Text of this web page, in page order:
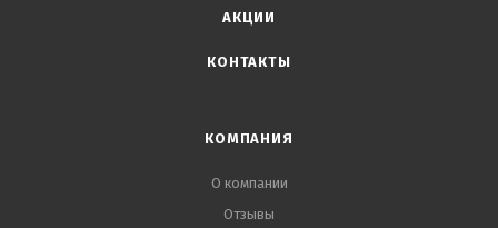
АКЦИИ
КОНТАКТЫ
КОМПАНИЯ
О компании
Отзывы